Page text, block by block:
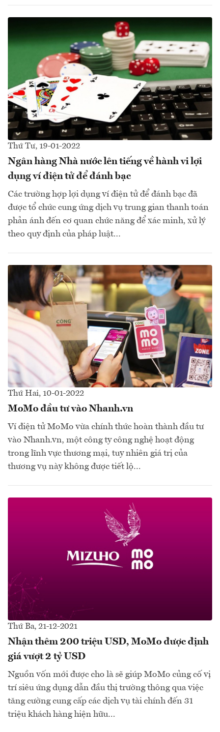
Thứ Tư, 19-01-2022
Ngân hàng Nhà nước lên tiếng về hành vi lợi
dụng ví điện tử để đánh bạc
Các trường hợp lợi dụng ví điện tử để đánh bạc đã
được tổ chức cung ứng dịch vụ trung gian thanh toán
phản ánh đến cơ quan chức năng để xác minh, xử lý
theo quy định của pháp luật...
Thứ Hai, 10-01-2022
MoMo đầu tư vào Nhanh.vn
Ví điện tử MoMo vừa chính thức hoàn thành đầu tư
vào Nhanh.vn, một công ty công nghệ hoạt động
trong lĩnh vực thương mại, tuy nhiên giá trị của
thương vụ này không được tiết lộ...
Thứ Ba, 21-12-2021
Nhận thêm 200 triệu USD, MoMo được định
giá vượt 2 tỷ USD
Nguồn vốn mới được cho là sẽ giúp MoMo củng cố vị
trí siêu ứng dụng dẫn đầu thị trường thông qua việc
tăng cường cung cấp các dịch vụ tài chính đến 31
triệu khách hàng hiện hữu...